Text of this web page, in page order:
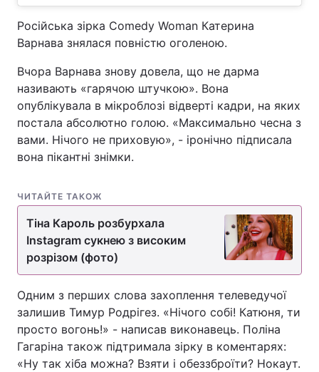
Російська зірка Comedy Woman Катерина
Варнава знялася повністю оголеною.
Вчора Варнава знову довела, що не дарма
називають «гарячою штучкою». Вона
опублікувала в мікроблозі відверті кадри, на яких
постала абсолютно голою. «Максимально чесна з
вами. Нічого не приховую», - іронічно підписала
вона пікантні знімки.
ЧИТАЙТЕ ТАКОЖ
Тіна Кароль розбурхала
Instagram сукнею з високим
розрізом (фото)
Одним з перших слова захоплення телеведучої
залишив Тимур Родрігез. «Нічого собі! Катюня, ти
просто вогонь!» - написав виконавець. Поліна
Гагаріна також підтримала зірку в коментарях:
«Ну так хіба можна? Взяти і обеззброїти? Нокаут.